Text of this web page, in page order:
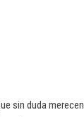
sin duda